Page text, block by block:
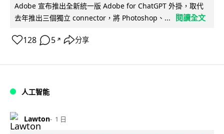
Adobe 宣布推出全新統一版 Adobe for ChatGPT 外掛，取代
去年推出三個獨立 connector，將 Photoshop、...
閱讀全文
128 5 ↗ 分享
人工智能
Lawton 1 日